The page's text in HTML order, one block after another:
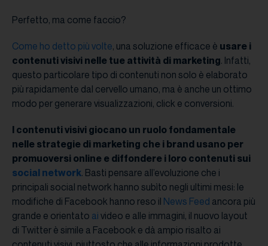
Perfetto, ma come faccio?
Come ho detto più volte, una soluzione efficace è usare i
contenuti visivi nelle tue attività di marketing. Infatti,
questo particolare tipo di contenuti non solo è elaborato
più rapidamente dal cervello umano, ma è anche un ottimo
modo per generare visualizzazioni, click e conversioni.
I contenuti visivi giocano un ruolo fondamentale
nelle strategie di marketing che i brand usano per
promuoversi online e diffondere i loro contenuti sui
social network. Basti pensare all’evoluzione che i
principali social network hanno subìto negli ultimi mesi: le
modifiche di Facebook hanno reso il News Feed ancora più
grande e orientato ai video e alle immagini, il nuovo layout
di Twitter è simile a Facebook e dà ampio risalto ai